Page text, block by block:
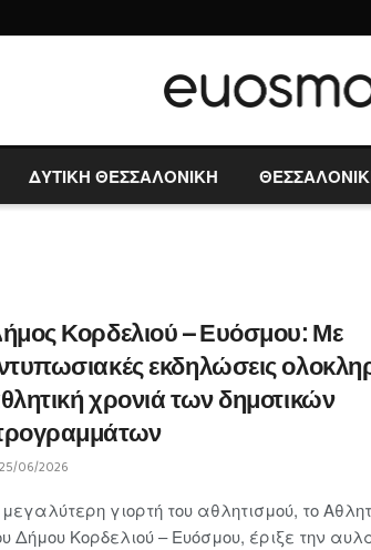
ΔΥΤΙΚΗ ΘΕΣΣΑΛΟΝΙΚΗ
Κορδελιού – Ευόσμου: Με
εκδηλώσεις
χρονιά των δημοτικών
06/2026
γιορτή του αθλητισμού, το
Δήμου Κορδελιού – Ευόσμου, έριξε την